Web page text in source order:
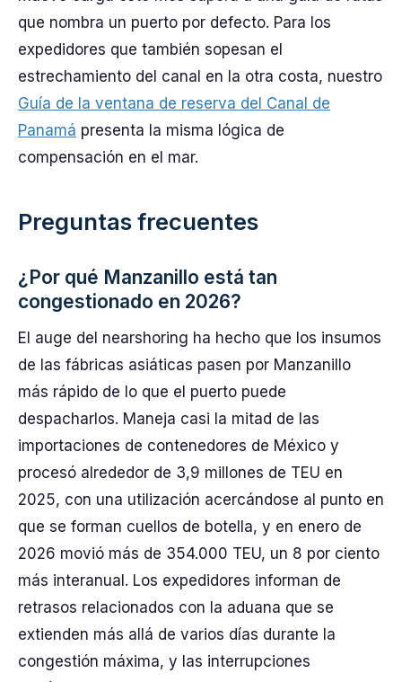
que nombra un puerto por defecto. Para los
expedidores que también sopesan el
estrechamiento del canal en la otra costa, nuestro
Guía de la ventana de reserva del Canal de
Panamá presenta la misma lógica de
compensación en el mar.
Preguntas frecuentes
¿Por qué Manzanillo está tan
congestionado en 2026?
El auge del nearshoring ha hecho que los insumos
de las fábricas asiáticas pasen por Manzanillo
más rápido de lo que el puerto puede
despacharlos. Maneja casi la mitad de las
importaciones de contenedores de México y
procesó alrededor de 3,9 millones de TEU en
2025, con una utilización acercándose al punto en
que se forman cuellos de botella, y en enero de
2026 movió más de 354.000 TEU, un 8 por ciento
más interanual. Los expedidores informan de
retrasos relacionados con la aduana que se
extienden más allá de varios días durante la
congestión máxima, y las interrupciones